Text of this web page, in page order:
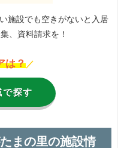
施設でも空きがないと入居
、資料請求を！
は？ ／
で探す
まの里の施設情